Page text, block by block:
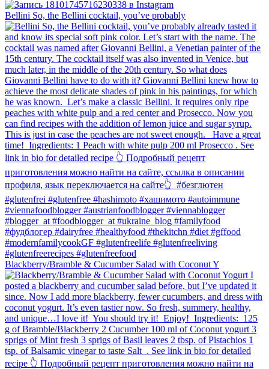
Bellini⁠ So, the Bellini cocktail, you’ve probably
Blackberry/Bramble & Cucumber Salad with Coconut Y